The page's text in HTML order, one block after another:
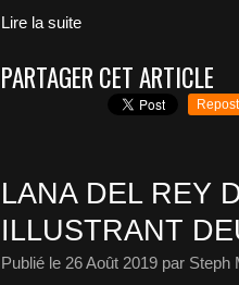
Lire la suite
PARTAGER CET ARTICLE
Repost
LANA DEL REY
ILLUSTRANT
Publié le 26 Août 2019 par Steph